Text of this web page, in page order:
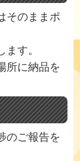
そのままポ
す。
所に納品を
のご報告を